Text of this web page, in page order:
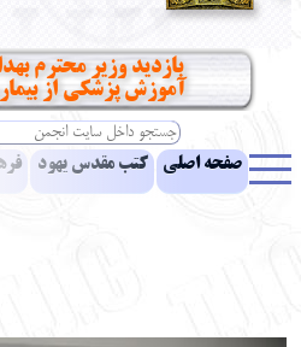
بازدید وزیر محترم
آموزش پزشکی از
صفحه اصلی کتب مقدس یهود